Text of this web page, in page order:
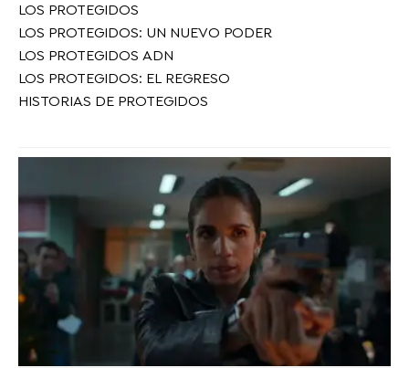
LOS PROTEGIDOS
LOS PROTEGIDOS: UN NUEVO PODER
LOS PROTEGIDOS ADN
LOS PROTEGIDOS: EL REGRESO
HISTORIAS DE PROTEGIDOS